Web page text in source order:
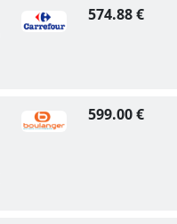
574.88 €
599.00 €